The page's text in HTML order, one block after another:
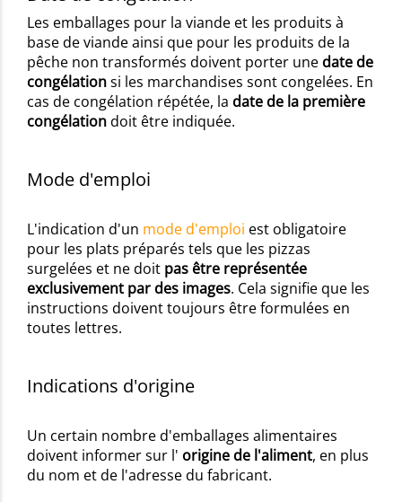
Les emballages pour la viande et les produits à
base de viande ainsi que pour les produits de la
pêche non transformés doivent porter une date de
congélationsi les marchandises sont congelées. En
cas de congélation répétée, la date de la première
congélationdoit être indiquée.
Mode d'emploi
L'indication d'un mode d'emploi est obligatoire
pour les plats préparés tels que les pizzas
surgelées et ne doit pas être représentée
exclusivement par des images. Cela signifie que les
instructions doivent toujours être formulées en
toutes lettres.
Indications d'origine
Un certain nombre d'emballages alimentaires
doivent informer sur l' origine de l'aliment, en plus
du nom et de l'adresse du fabricant.